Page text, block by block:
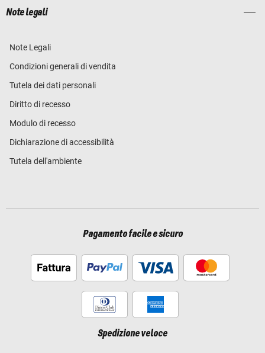
Note legali
Note Legali
Condizioni generali di vendita
Tutela dei dati personali
Diritto di recesso
Modulo di recesso
Dichiarazione di accessibilità
Tutela dell'ambiente
Pagamento facile e sicuro
Spedizione veloce